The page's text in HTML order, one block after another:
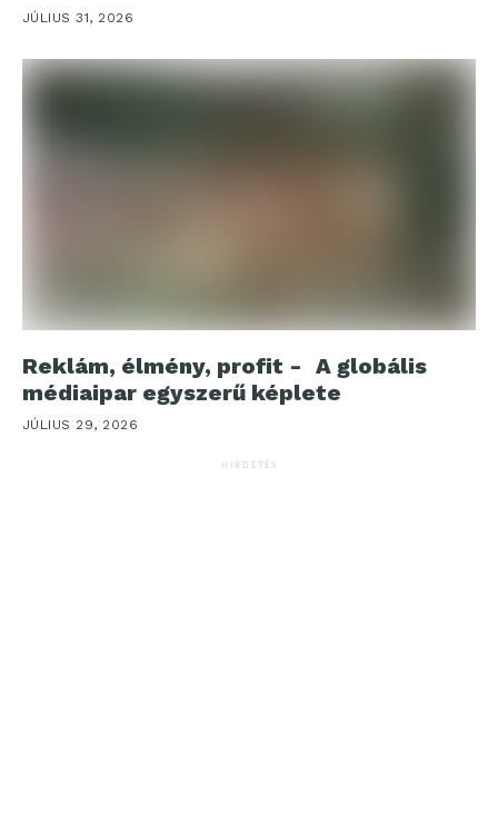
JÚLIUS 31, 2026
Reklám, élmény, profit - A globális
médiaipar egyszerű képlete
JÚLIUS 29, 2026
HIRDETÉS